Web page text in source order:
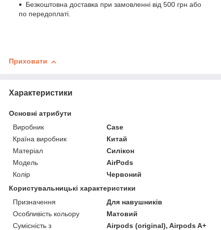
Безкоштовна доставка при замовленні від 500 грн або
по передоплаті.
Приховати
Характеристики
Основні атрибути
Виробник
Case
Країна виробник
Китай
Матеріал
Силікон
Модель
AirPods
Колір
Червоний
Користувальницькі характеристики
Призначення
Для навушників
Особливість кольору
Матовий
Сумісність з
Airpods (original), Airpods A+